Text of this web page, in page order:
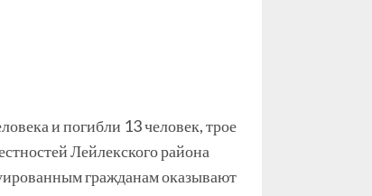
и погибли 13 человек, трое
Лейлекского района
гражданам оказывают